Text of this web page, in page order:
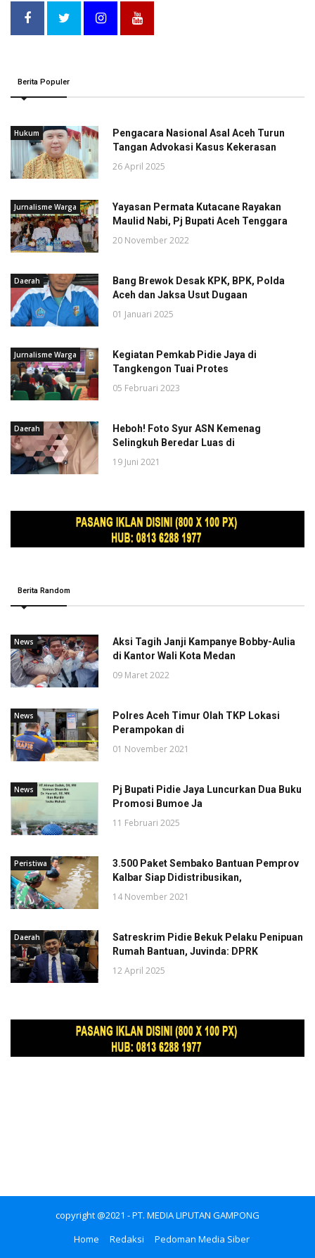
Berita Populer
Hukum
Pengacara Nasional Asal Aceh Turun
Tangan Advokasi Kasus Kekerasan
26 April 2025
Jurnalisme Warga
Yayasan Permata Kutacane Rayakan
Maulid Nabi, Pj Bupati Aceh Tenggara
20 November 2022
Daerah
Bang Brewok Desak KPK, BPK, Polda
Aceh dan Jaksa Usut Dugaan
01 Januari 2025
Jurnalisme Warga
Kegiatan Pemkab Pidie Jaya di
Tangkengon Tuai Protes
05 Februari 2023
Daerah
Heboh! Foto Syur ASN Kemenag
Selingkuh Beredar Luas di
19 Juni 2021
Berita Random
News
Aksi Tagih Janji Kampanye Bobby-Aulia
di Kantor Wali Kota Medan
09 Maret 2022
News
Polres Aceh Timur Olah TKP Lokasi
Perampokan di
01 November 2021
News
Pj Bupati Pidie Jaya Luncurkan Dua Buku
Promosi Bumoe Ja
11 Februari 2025
Peristiwa
3.500 Paket Sembako Bantuan Pemprov
Kalbar Siap Didistribusikan,
14 November 2021
Daerah
Satreskrim Pidie Bekuk Pelaku Penipuan
Rumah Bantuan, Juvinda: DPRK
12 April 2025
copyright @2021 - PT. MEDIA LIPUTAN GAMPONG
Home
Redaksi Pedoman Media Siber